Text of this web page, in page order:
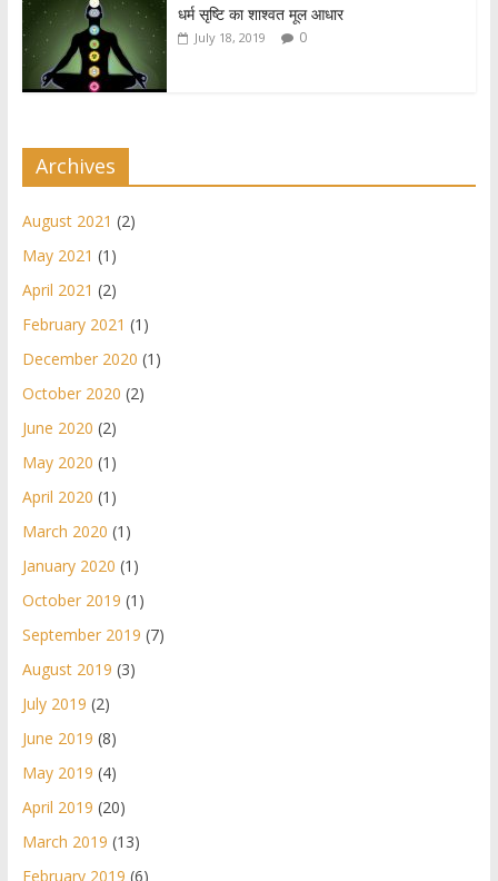
धर्म सृष्टि का शाश्वत मूल आधार
July 18, 2019 0
Archives
August 2021 (2)
May 2021 (1)
April 2021 (2)
February 2021 (1)
December 2020 (1)
October 2020 (2)
June 2020 (2)
May 2020 (1)
April 2020 (1)
March 2020 (1)
January 2020 (1)
October 2019 (1)
September 2019 (7)
August 2019 (3)
July 2019 (2)
June 2019 (8)
May 2019 (4)
April 2019 (20)
March 2019 (13)
February 2019 (6)